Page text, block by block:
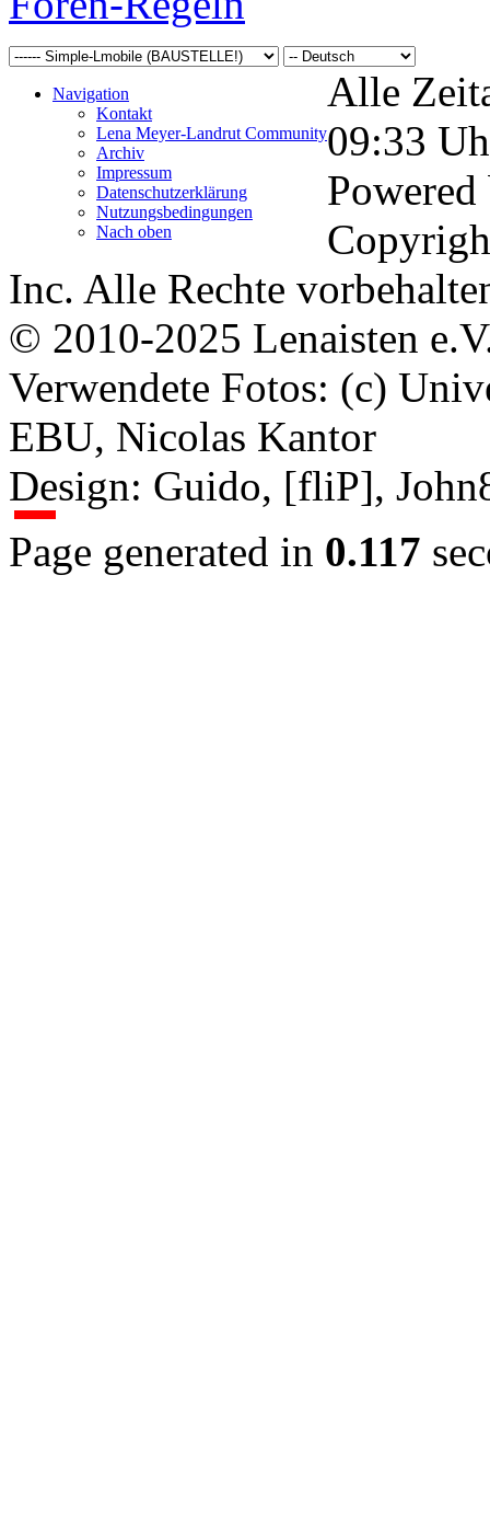
Navigation
Kontakt
Lena Meyer-Landrut Community
Archiv
Impressum
Datenschutzerklärung
Nutzungsbedingungen
Nach oben
Alle
09:33
Inc. Alle Rechte
© 2010-2025 Lenaisten
Verwendete Fotos: (c)
EBU, Nicolas Kantor
Design: Guido, [fliP],
Page generated in 0.117